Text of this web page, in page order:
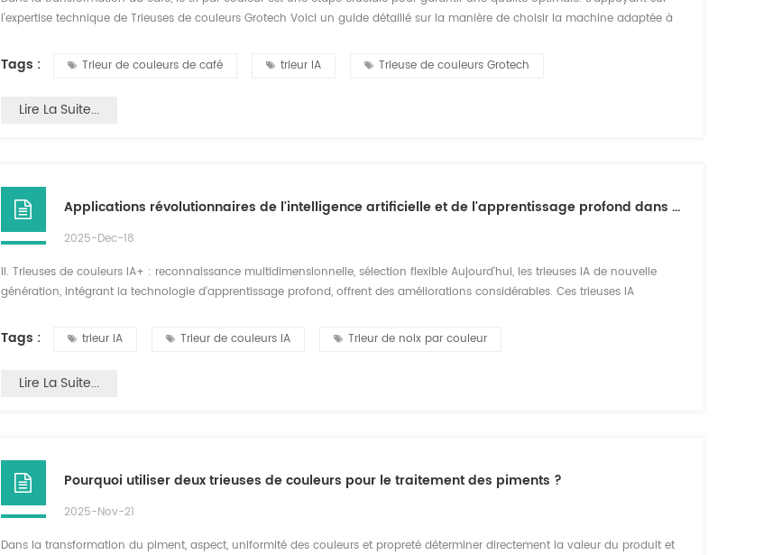
l'expertise technique de Trieuses de couleurs Grotech Voici un guide détaillé sur la manière de choisir la machine adaptée à
en fonction de la cap...
Tags : Trieur de couleurs de café trieur IA Trieuse de couleurs Grotech
Lire La Suite...
Applications révolutionnaires de l'intelligence artificielle et de l'apprentissage profond dans la technologie de tri par IA
2025-Dec-18
II. Trieuses de couleurs IA+ : reconnaissance multidimensionnelle, sélection flexible Aujourd'hui, les trieuses IA de nouvelle
génération, intégrant la technologie d'apprentissage profond, offrent des améliorations considérables. Ces trieuses IA
des modules de reconnaissance ...
Tags : trieur IA Trieur de couleurs IA Trieur de noix par couleur
Lire La Suite...
Pourquoi utiliser deux trieuses de couleurs pour le traitement des piments ?
2025-Nov-21
Dans la transformation du piment, aspect, uniformité des couleurs et propreté déterminer directement la valeur du produit et